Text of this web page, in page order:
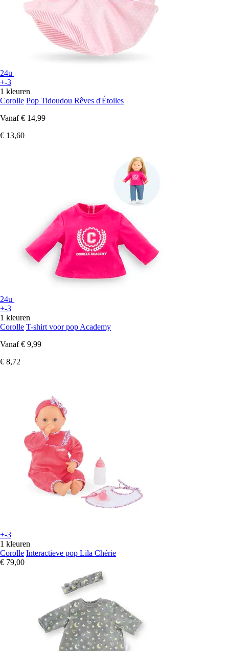
24u
+-3
1 kleuren
Corolle Pop Tidoudou Rêves d'Étoiles
Vanaf € 14,99
€ 13,60
24u
+-3
1 kleuren
Corolle T-shirt voor pop Academy
Vanaf € 9,99
€ 8,72
+-3
1 kleuren
Corolle Interactieve pop Lila Chérie
€ 79,00